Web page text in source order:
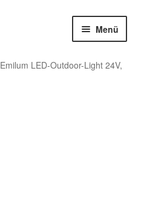
Menü
Emilum LED-Outdoor-Light 24V,